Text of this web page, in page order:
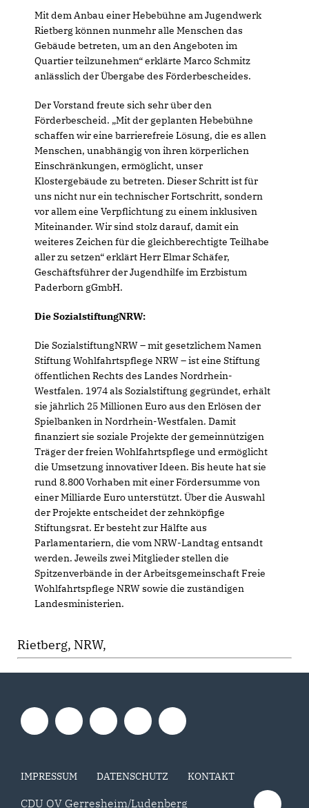
Mit dem Anbau einer Hebebühne am Jugendwerk
Rietberg können nunmehr alle Menschen das
Gebäude betreten, um an den Angeboten im
Quartier teilzunehmen“ erklärte Marco Schmitz
anlässlich der Übergabe des Förderbescheides.
Der Vorstand freute sich sehr über den
Förderbescheid. „Mit der geplanten Hebebühne
schaffen wir eine barrierefreie Lösung, die es allen
Menschen, unabhängig von ihren körperlichen
Einschränkungen, ermöglicht, unser
Klostergebäude zu betreten. Dieser Schritt ist für
uns nicht nur ein technischer Fortschritt, sondern
vor allem eine Verpflichtung zu einem inklusiven
Miteinander. Wir sind stolz darauf, damit ein
weiteres Zeichen für die gleichberechtigte Teilhabe
aller zu setzen“ erklärt Herr Elmar Schäfer,
Geschäftsführer der Jugendhilfe im Erzbistum
Paderborn gGmbH.
Die SozialstiftungNRW:
Die SozialstiftungNRW – mit gesetzlichem Namen
Stiftung Wohlfahrtspflege NRW – ist eine Stiftung
öffentlichen Rechts des Landes Nordrhein-
Westfalen. 1974 als Sozialstiftung gegründet, erhält
sie jährlich 25 Millionen Euro aus den Erlösen der
Spielbanken in Nordrhein-Westfalen. Damit
finanziert sie soziale Projekte der gemeinnützigen
Träger der freien Wohlfahrtspflege und ermöglicht
die Umsetzung innovativer Ideen. Bis heute hat sie
rund 8.800 Vorhaben mit einer Fördersumme von
einer Milliarde Euro unterstützt. Über die Auswahl
der Projekte entscheidet der zehnköpfige
Stiftungsrat. Er besteht zur Hälfte aus
Parlamentariern, die vom NRW-Landtag entsandt
werden. Jeweils zwei Mitglieder stellen die
Spitzenverbände in der Arbeitsgemeinschaft Freie
Wohlfahrtspflege NRW sowie die zuständigen
Landesministerien.
Rietberg, NRW,
IMPRESSUM DATENSCHUTZ KONTAKT
CDU OV Gerresheim/Ludenberg